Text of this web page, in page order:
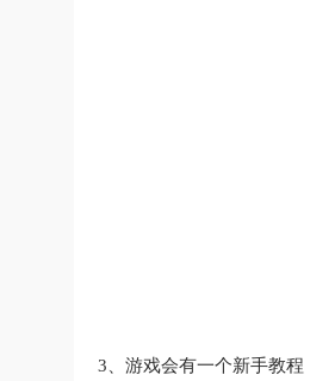
3、游戏会有一个新手教程